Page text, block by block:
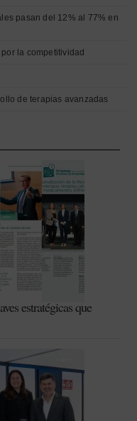
pasan del 12% al 77% en
la competitividad
de terapias avanzadas
estratégicas que